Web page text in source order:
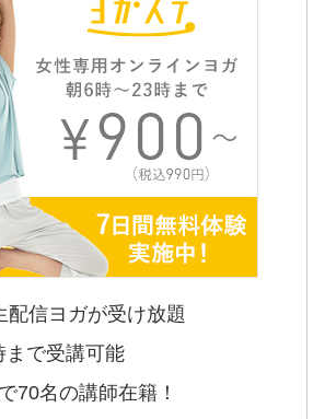
信ヨガが受け放題
で受講可能
70名の講師在籍！